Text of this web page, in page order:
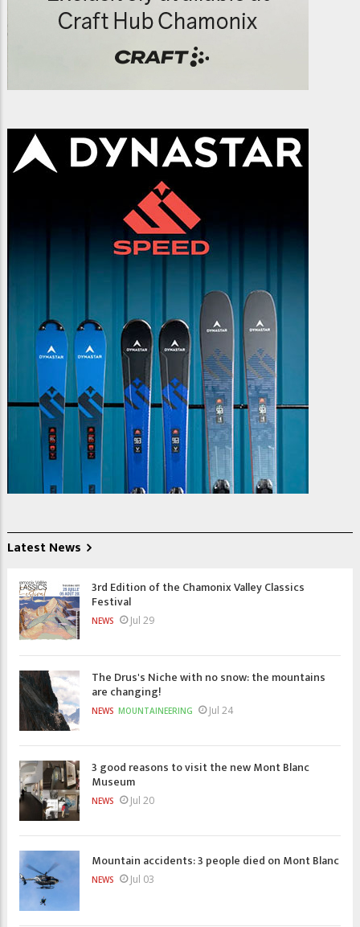
Latest News
3rd Edition of the Chamonix Valley Classics
Festival
NEWS Jul 29
The Drus's Niche with no snow: the mountains
are changing!
NEWS MOUNTAINEERING Jul 24
3 good reasons to visit the new Mont Blanc
Museum
NEWS Jul 20
Mountain accidents: 3 people died on Mont Blanc
NEWS Jul 03